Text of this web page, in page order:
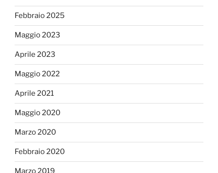
Febbraio 2025
Maggio 2023
Aprile 2023
Maggio 2022
Aprile 2021
Maggio 2020
Marzo 2020
Febbraio 2020
Marzo 2019